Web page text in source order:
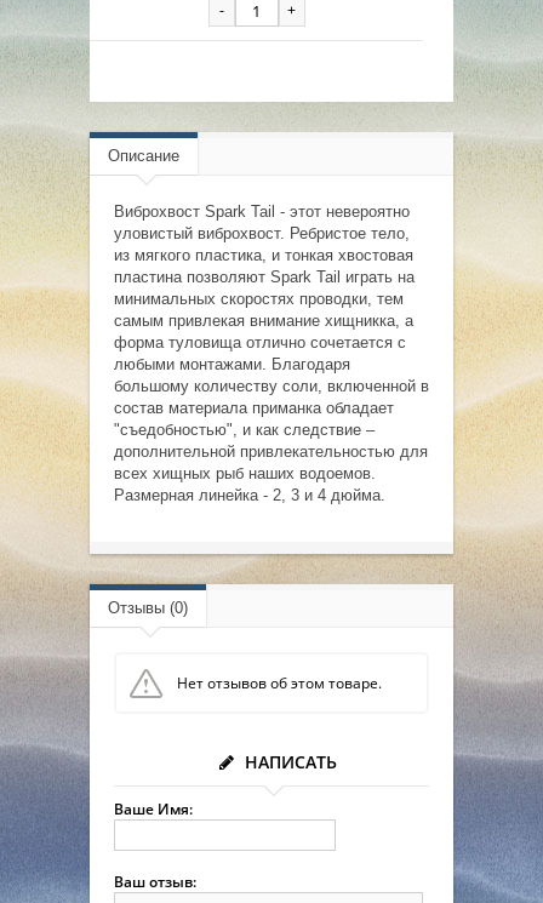
-
+
Описание
Виброхвост Spark Tail - этот невероятно
уловистый виброхвост. Ребристое тело,
из мягкого пластика, и тонкая хвостовая
пластина позволяют Spark Tail играть на
минимальных скоростях проводки, тем
самым привлекая внимание хищникка, а
форма туловища отлично сочетается с
любыми монтажами. Благодаря
большому количеству соли, включенной в
состав материала приманка обладает
"съедобностью", и как следствие –
дополнительной привлекательностью для
всех хищных рыб наших водоемов.
Размерная линейка - 2, 3 и 4 дюйма.
Отзывы (0)
Нет отзывов об этом товаре.
НАПИСАТЬ
Ваше Имя:
Ваш отзыв: